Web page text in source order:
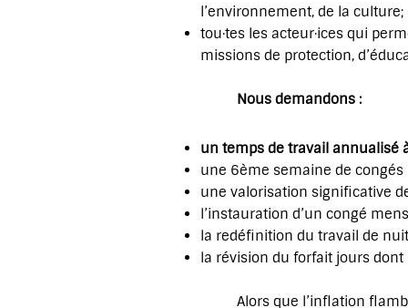
l’environnement, de la culture;
tou·tes les acteur·ices qui
missions de protection,
Nous demandons :
un temps de travail annualisé
une 6ème semaine de congés
une valorisation significative
l’instauration d’un congé
la redéfinition du travail de
la révision du forfait jours
Alors que l’inflation